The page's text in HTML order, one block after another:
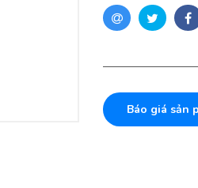
Báo giá sản